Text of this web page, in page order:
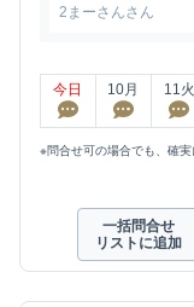
2まーさんさん
今日 10月 11火
※問合せ可の場合でも、確実
一括問合せ
リストに追加